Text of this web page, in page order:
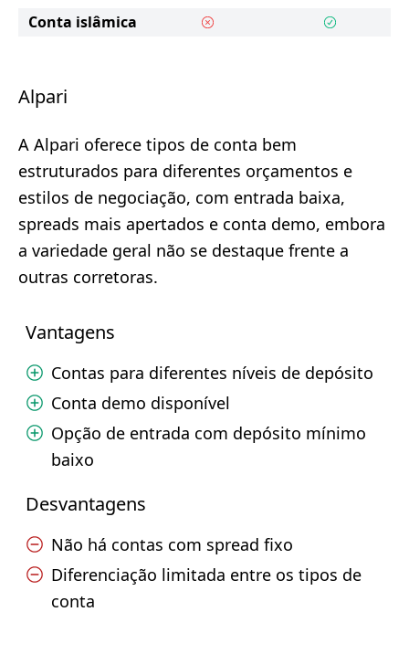
Conta islâmica
Alpari
A Alpari oferece tipos de conta bem
estruturados para diferentes orçamentos e
estilos de negociação, com entrada baixa,
spreads mais apertados e conta demo, embora
a variedade geral não se destaque frente a
outras corretoras.
Vantagens
Contas para diferentes níveis de depósito
Conta demo disponível
Opção de entrada com depósito mínimo
baixo
Desvantagens
Não há contas com spread fixo
Diferenciação limitada entre os tipos de
conta